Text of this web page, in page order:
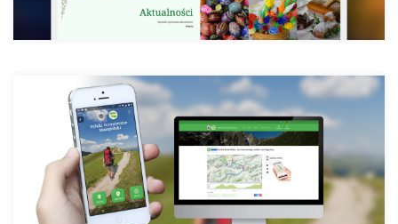
Туристичні шляхи Малопольщі PTTK